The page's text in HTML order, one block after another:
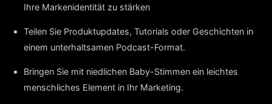
Ihre Markenidentität zu stärken
Teilen Sie Produktupdates, Tutorials oder Geschichten in
einem unterhaltsamen Podcast-Format.
Bringen Sie mit niedlichen Baby-Stimmen ein leichtes
menschliches Element in Ihr Marketing.